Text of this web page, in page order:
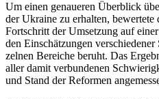
Um einen genaue­ren Über­blick
der Ukraine zu erhal­ten, bewer­tete
Fort­schritt der Umset­zung auf
den Ein­schät­zun­gen
zel­nen Berei­che beruht. Das
aller damit ver­bun­de­nen
und Stand der Refor­men